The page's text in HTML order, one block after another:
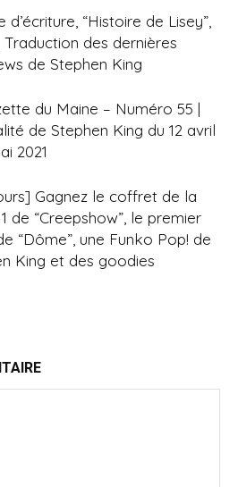
d’écriture, “Histoire de Lisey”,
Traduction des dernières
de Stephen King
du Maine – Numéro 55 |
de Stephen King du 12 avril
2021
Gagnez le coffret de la
de “Creepshow”, le premier
“Dôme”, une Funko Pop! de
King et des goodies